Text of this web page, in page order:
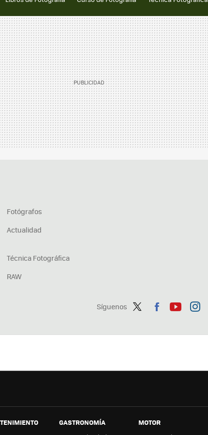
Síguenos
ter
ebo tub agr
Fotógrafos
Actualidad
Técnica Fotográfica
RAW
GASTRONOMÍA
MOTOR